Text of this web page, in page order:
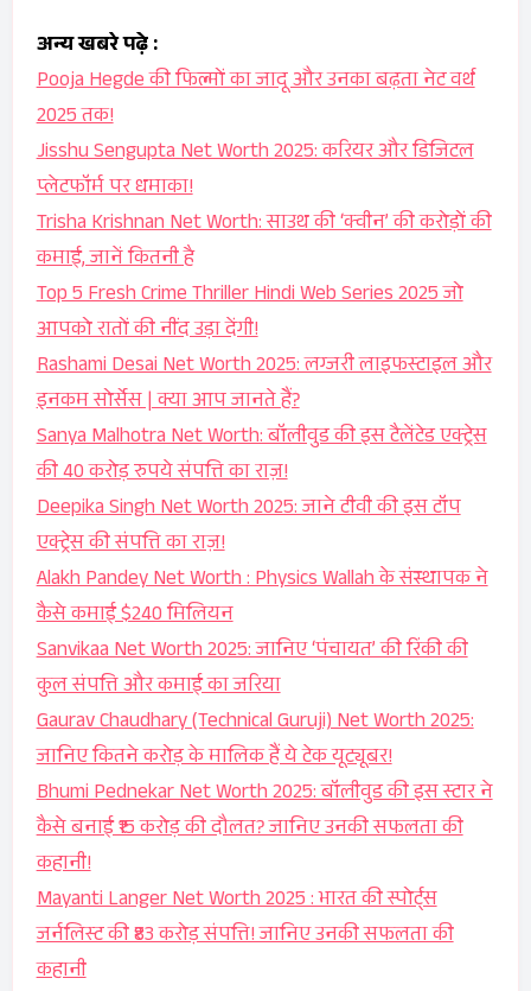
अन्य खबरे पढ़े :
Pooja Hegde की फिल्मों का जादू और उनका बढ़ता नेट वर्थ
2025 तक!
Jisshu Sengupta Net Worth 2025: करियर और डिजिटल
प्लेटफॉर्म पर धमाका!
Trisha Krishnan Net Worth: साउथ की ‘क्वीन’ की करोड़ों की
कमाई, जानें कितनी है
Top 5 Fresh Crime Thriller Hindi Web Series 2025 जो
आपको रातों की नींद उड़ा देंगी!
Rashami Desai Net Worth 2025: लग्जरी लाइफस्टाइल और
इनकम सोर्सेस | क्या आप जानते हैं?
Sanya Malhotra Net Worth: बॉलीवुड की इस टैलेंटेड एक्ट्रेस
की 40 करोड़ रुपये संपत्ति का राज़!
Deepika Singh Net Worth 2025: जाने टीवी की इस टॉप
एक्ट्रेस की संपत्ति का राज़!
Alakh Pandey Net Worth : Physics Wallah के संस्थापक ने
कैसे कमाई $240 मिलियन
Sanvikaa Net Worth 2025: जानिए ‘पंचायत’ की रिंकी की
कुल संपत्ति और कमाई का जरिया
Gaurav Chaudhary (Technical Guruji) Net Worth 2025:
जानिए कितने करोड़ के मालिक हैं ये टेक यूट्यूबर!
Bhumi Pednekar Net Worth 2025: बॉलीवुड की इस स्टार ने
कैसे बनाई ₹15 करोड़ की दौलत? जानिए उनकी सफलता की
कहानी!
Mayanti Langer Net Worth 2025 : भारत की स्पोर्ट्स
जर्नलिस्ट की ₹83 करोड़ संपत्ति! जानिए उनकी सफलता की
कहानी